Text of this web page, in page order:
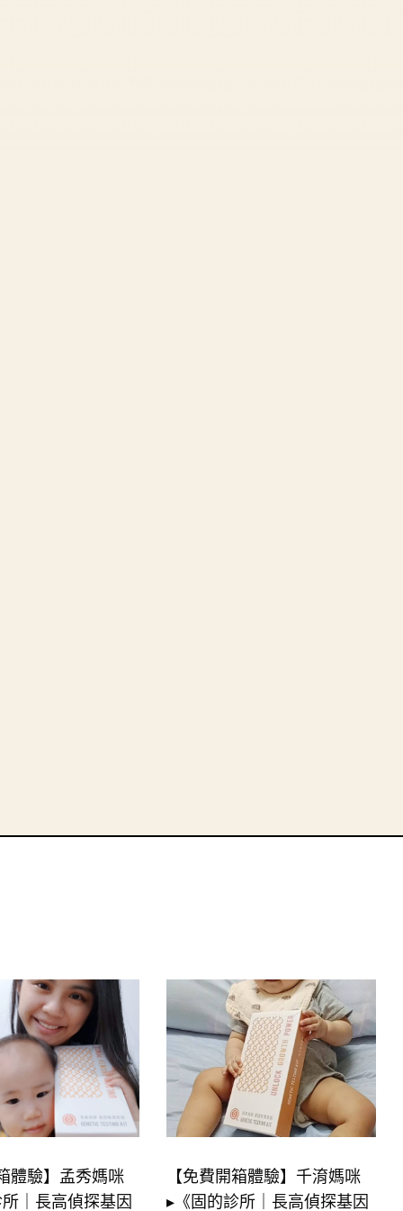
體驗】孟秀媽咪
｜長高偵探基因
【免費開箱體驗】千淯媽咪
▸《固的診所｜長高偵探基因